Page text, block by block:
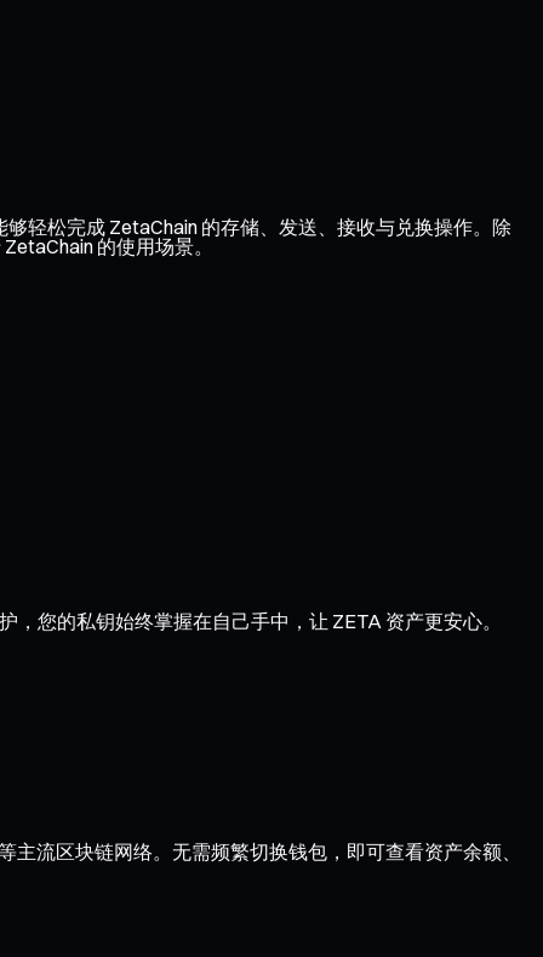
轻松完成 ZetaChain 的存储、发送、接收与兑换操作。除
的使用场景。
您的私钥始终掌握在自己手中，让 ZETA 资产更安心。
流区块链网络。无需频繁切换钱包，即可查看资产余额、